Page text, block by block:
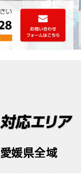
愛媛県全域